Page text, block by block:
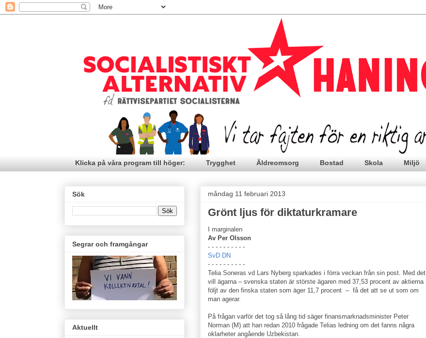
Klicka på våra program till höger: Trygghet Äldreomsorg Bostad Skola Miljö
måndag 11 februari 2013
Grönt ljus för diktaturkramare
I marginalen
Av Per Olsson
- - - - - - - - - -
SvD DN
- - - - - - - - - -
Telia Soneras vd Lars Nyberg sparkades i förra veckan från sin post. Med det
vill ägarna – svenska staten är störste ägaren med 37,53 procent av aktierna
följt av den finska staten som äger 11,7 procent – få det att se ut som om
man agerar.
På frågan varför det tog så lång tid säger finansmarknadsminister Peter
Norman (M) att han redan 2010 frågade Telias ledning om det fanns några
oklarheter angående Uzbekistan.
Sök
Segrar och framgångar
Aktuellt